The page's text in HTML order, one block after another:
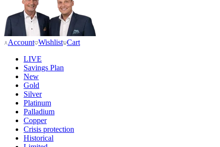
Account Wishlist Cart
LIVE
Savings Plan
New
Gold
Silver
Platinum
Palladium
Copper
Crisis protection
Historical